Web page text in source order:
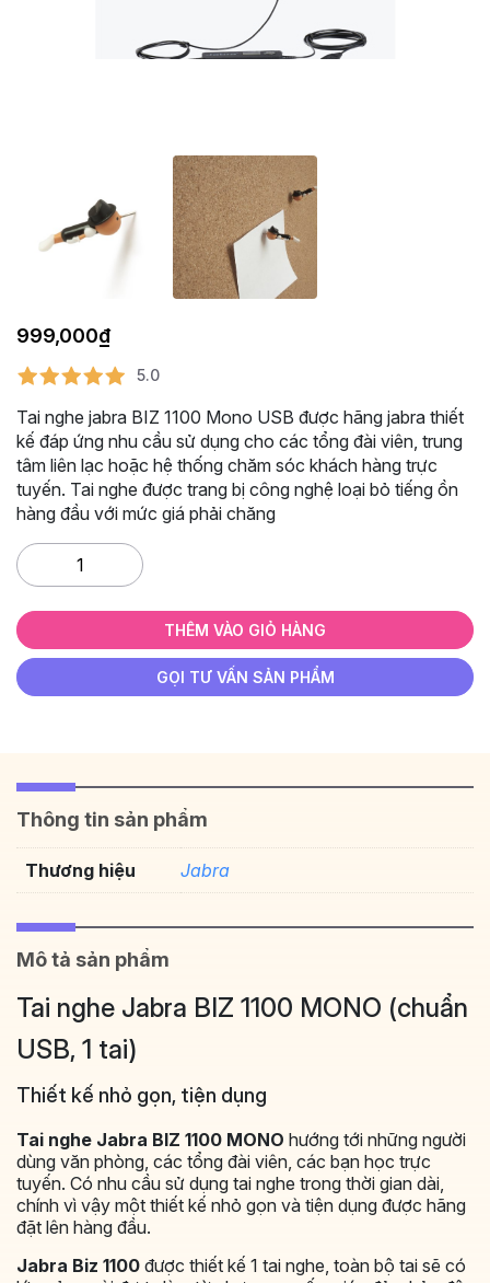
999,000₫
5.0
Tai nghe jabra BIZ 1100 Mono USB được hãng jabra thiết
kế đáp ứng nhu cầu sử dụng cho các tổng đài viên, trung
tâm liên lạc hoặc hệ thống chăm sóc khách hàng trực
tuyến. Tai nghe được trang bị công nghệ loại bỏ tiếng ồn
hàng đầu với mức giá phải chăng
Tai
nghe
Biz
1100
Mono
USB
THÊM VÀO GIỎ HÀNG
GỌI TƯ VẤN SẢN PHẨM
Thông tin sản phẩm
Thương hiệu Jabra
Mô tả sản phẩm
Tai nghe Jabra BIZ 1100 MONO (chuẩn
USB, 1 tai)
Thiết kế nhỏ gọn, tiện dụng
Tai nghe Jabra BIZ 1100 MONO hướng tới những người
dùng văn phòng, các tổng đài viên, các bạn học trực
tuyến. Có nhu cầu sử dụng tai nghe trong thời gian dài,
chính vì vậy một thiết kế nhỏ gọn và tiện dụng được hãng
đặt lên hàng đầu.
Jabra Biz 1100 được thiết kế 1 tai nghe, toàn bộ tai sẽ có